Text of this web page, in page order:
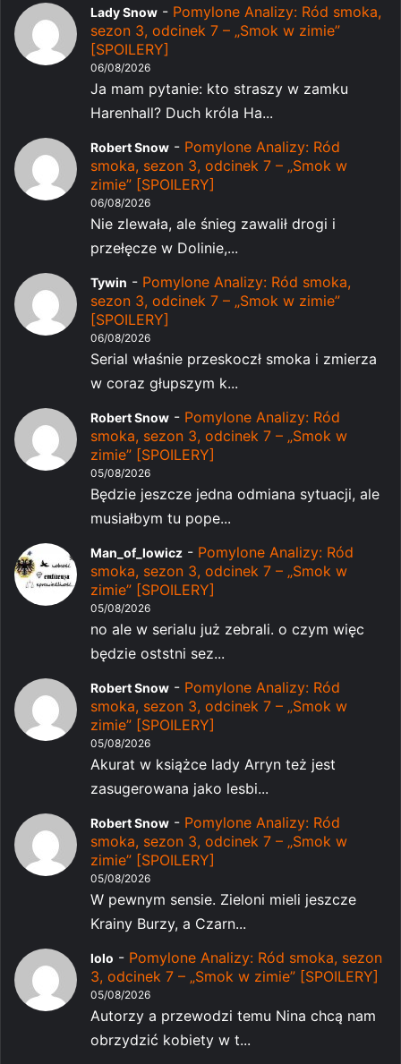
Lady Snow - Pomylone Analizy: Ród smoka,
sezon 3, odcinek 7 – „Smok w zimie”
[SPOILERY]
06/08/2026
Ja mam pytanie: kto straszy w zamku
Harenhall? Duch króla Ha...
Robert Snow - Pomylone Analizy: Ród
smoka, sezon 3, odcinek 7 – „Smok w
zimie” [SPOILERY]
06/08/2026
Nie zlewała, ale śnieg zawalił drogi i
przełęcze w Dolinie,...
Tywin - Pomylone Analizy: Ród smoka,
sezon 3, odcinek 7 – „Smok w zimie”
[SPOILERY]
06/08/2026
Serial właśnie przeskoczł smoka i zmierza
w coraz głupszym k...
Robert Snow - Pomylone Analizy: Ród
smoka, sezon 3, odcinek 7 – „Smok w
zimie” [SPOILERY]
05/08/2026
Będzie jeszcze jedna odmiana sytuacji, ale
musiałbym tu pope...
Man_of_lowicz - Pomylone Analizy: Ród
smoka, sezon 3, odcinek 7 – „Smok w
zimie” [SPOILERY]
05/08/2026
no ale w serialu już zebrali. o czym więc
będzie oststni sez...
Robert Snow - Pomylone Analizy: Ród
smoka, sezon 3, odcinek 7 – „Smok w
zimie” [SPOILERY]
05/08/2026
Akurat w książce lady Arryn też jest
zasugerowana jako lesbi...
Robert Snow - Pomylone Analizy: Ród
smoka, sezon 3, odcinek 7 – „Smok w
zimie” [SPOILERY]
05/08/2026
W pewnym sensie. Zieloni mieli jeszcze
Krainy Burzy, a Czarn...
lolo - Pomylone Analizy: Ród smoka, sezon
3, odcinek 7 – „Smok w zimie” [SPOILERY]
05/08/2026
Autorzy a przewodzi temu Nina chcą nam
obrzydzić kobiety w t...